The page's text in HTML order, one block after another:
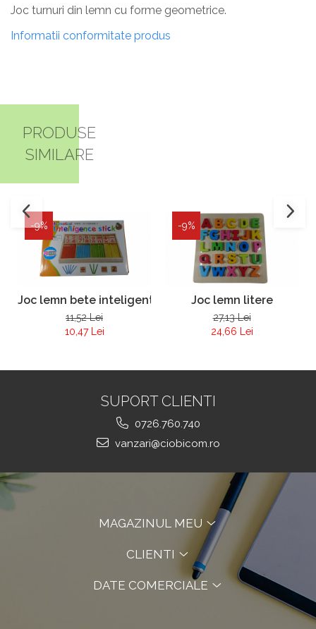
Joc turnuri din lemn cu forme geometrice.
Informatii conformitate produs
PRODUSE
SIMILARE
-9%
Joc lemn bete inteligente
11,52 Lei
10,47 Lei
-9%
Joc lemn litere
27,13 Lei
24,66 Lei
SUPORT CLIENTI
0726.760.740
vanzari@ciobicom.ro
MAGAZINUL MEU
CLIENTI
DATE COMERCIALE